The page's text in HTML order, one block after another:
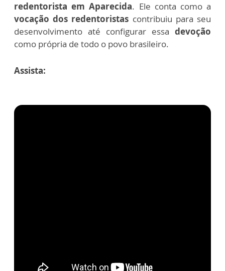
redentorista em Aparecida. Ele conta como a
vocação dos redentoristas contribuiu para seu
desenvolvimento até configurar essa devoção
como própria de todo o povo brasileiro.
Assista: